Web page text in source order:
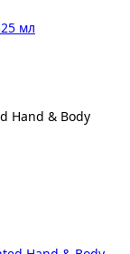
мл
Hand & Body